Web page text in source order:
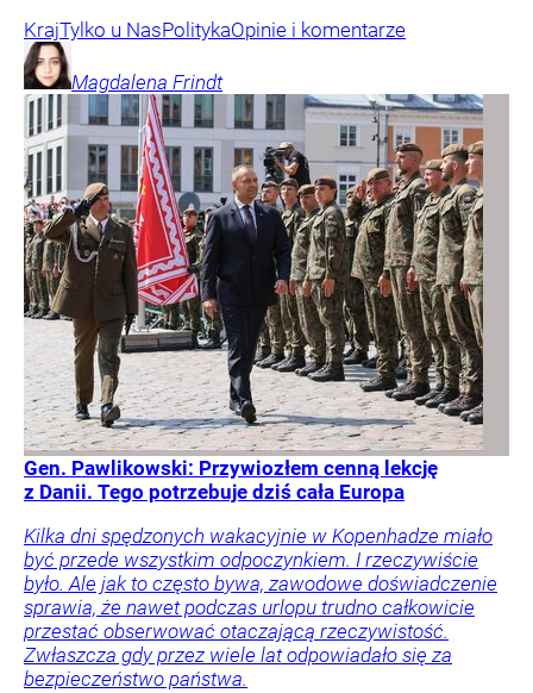
KrajTylko u NasPolitykaOpinie i komentarze
Magdalena Frindt
Gen. Pawlikowski: Przywiozłem cenną lekcję
z Danii. Tego potrzebuje dziś cała Europa
Kilka dni spędzonych wakacyjnie w Kopenhadze miało
być przede wszystkim odpoczynkiem. I rzeczywiście
było. Ale jak to często bywa, zawodowe doświadczenie
sprawia, że nawet podczas urlopu trudno całkowicie
przestać obserwować otaczającą rzeczywistość.
Zwłaszcza gdy przez wiele lat odpowiadało się za
bezpieczeństwo państwa.